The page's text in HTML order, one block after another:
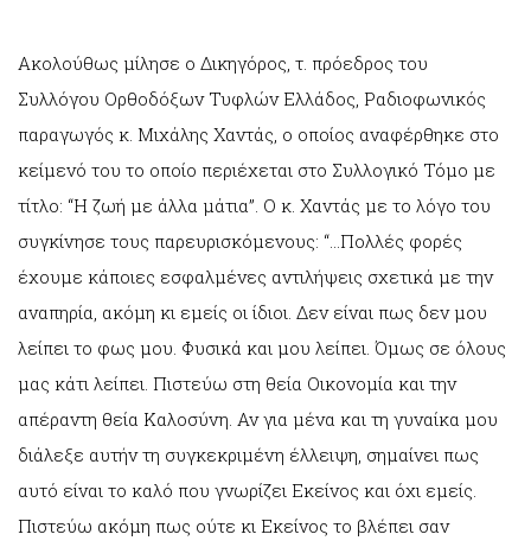
Ακολούθως μίλησε ο Δικηγόρος, τ. πρόεδρος του
Συλλόγου Ορθοδόξων Τυφλών Ελλάδος, Ραδιοφωνικός
παραγωγός κ. Μιχάλης Χαντάς, ο οποίος αναφέρθηκε στο
κείμενό του το οποίο περιέχεται στο Συλλογικό Τόμο με
τίτλο: “Η ζωή με άλλα μάτια”. Ο κ. Χαντάς με το λόγο του
συγκίνησε τους παρευρισκόμενους: “…Πολλές φορές
έχουμε κάποιες εσφαλμένες αντιλήψεις σχετικά με την
αναπηρία, ακόμη κι εμείς οι ίδιοι. Δεν είναι πως δεν μου
λείπει το φως μου. Φυσικά και μου λείπει. Όμως σε όλους
μας κάτι λείπει. Πιστεύω στη θεία Οικονομία και την
απέραντη θεία Καλοσύνη. Αν για μένα και τη γυναίκα μου
διάλεξε αυτήν τη συγκεκριμένη έλλειψη, σημαίνει πως
αυτό είναι το καλό που γνωρίζει Εκείνος και όχι εμείς.
Πιστεύω ακόμη πως ούτε κι Εκείνος το βλέπει σαν